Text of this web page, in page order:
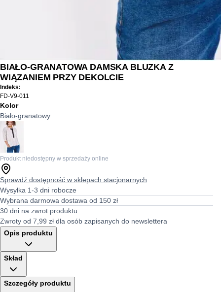
BIAŁO-GRANATOWA DAMSKA BLUZKA Z
WIĄZANIEM PRZY DEKOLCIE
Indeks:
FD-V9-011
Kolor
Biało-granatowy
Produkt niedostępny w sprzedaży online
Sprawdź dostępność w sklepach stacjonarnych
Wysyłka 1-3 dni robocze
Wybrana darmowa dostawa od 150 zł
30 dni na zwrot produktu
Zwroty od 7,99 zł dla osób zapisanych do newslettera
Opis produktu
Skład
Szczegóły produktu